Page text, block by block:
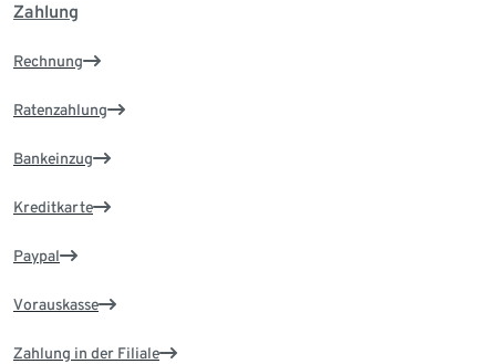
Zahlung
Rechnung
Ratenzahlung
Bankeinzug
Kreditkarte
Paypal
Vorauskasse
Zahlung in der Filiale